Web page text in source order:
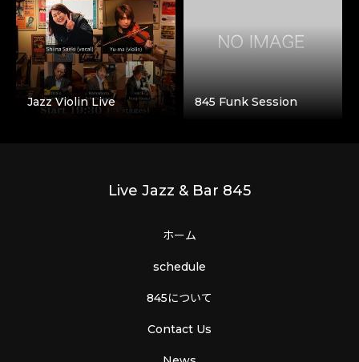
Jazz Violin Live 845 Funk Session
Live Jazz & Bar 845
ホーム
schedule
845について
Contact Us